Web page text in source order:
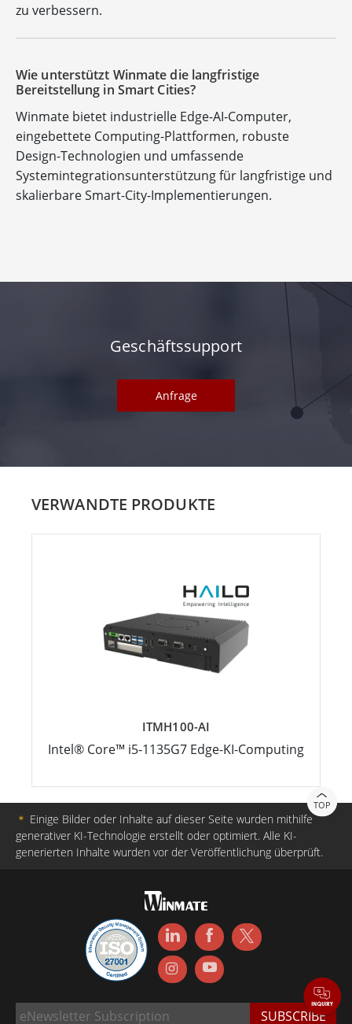
zu verbessern.
Wie unterstützt Winmate die langfristige
Bereitstellung in Smart Cities?
Winmate bietet industrielle Edge-AI-Computer,
eingebettete Computing-Plattformen, robuste
Design-Technologien und umfassende
Systemintegrationsunterstützung für langfristige und
skalierbare Smart-City-Implementierungen.
Geschäftssupport
Anfrage
VERWANDTE PRODUKTE
ITMH100-AI
Intel® Core™ i5-1135G7 Edge-KI-Computing
TOP
＊ Einige Bilder oder Inhalte auf dieser Seite wurden mithilfe
generativer KI-Technologie erstellt oder optimiert. Alle KI-
generierten Inhalte wurden vor der Veröffentlichung überprüft.